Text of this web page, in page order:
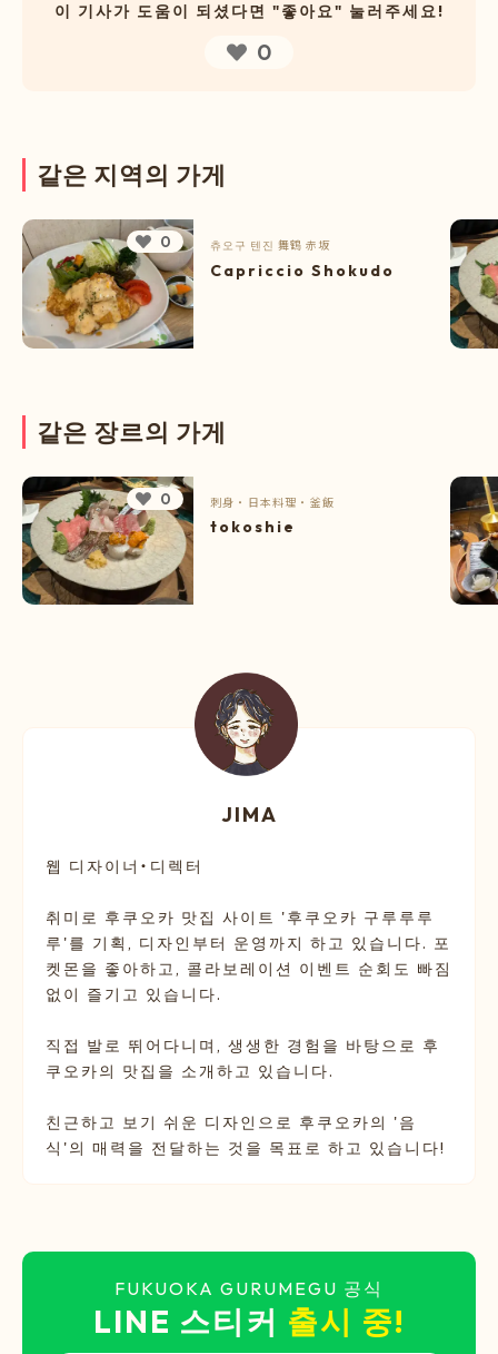
이 기사가 도움이 되셨다면 "좋아요" 눌러주세요!
0
같은 지역의 가게
츄오구 텐진舞鶴 赤坂
Capriccio Shokudo
0
같은 장르의 가게
刺身 ・ 日本料理 ・釜飯
tokoshie
0
JIMA
웹 디자이너・디렉터
취미로 후쿠오카 맛집 사이트 '후쿠오카 구루루루
루'를 기획, 디자인부터 운영까지 하고 있습니다. 포
켓몬을 좋아하고, 콜라보레이션 이벤트 순회도 빠짐
없이 즐기고 있습니다.
직접 발로 뛰어다니며, 생생한 경험을 바탕으로 후
쿠오카의 맛집을 소개하고 있습니다.
친근하고 보기 쉬운 디자인으로 후쿠오카의 '음
식'의 매력을 전달하는 것을 목표로 하고 있습니다!
FUKUOKA GURUMEGU 공식
LINE 스티커 출시 중!